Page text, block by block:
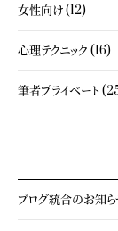
女性向け (12)
心理テクニック (16)
筆者プライベート
ブログ統合のお知